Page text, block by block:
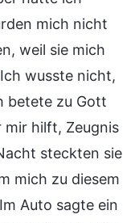
mich nicht
weil sie mich
wusste nicht,
betete zu Gott
mir hilft, Zeugnis
steckten sie
mich zu diesem
Auto sagte ein